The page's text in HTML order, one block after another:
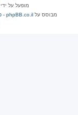
מופעל על ידי
מבוסס עלphpBB.co.il - פורומים בעברית